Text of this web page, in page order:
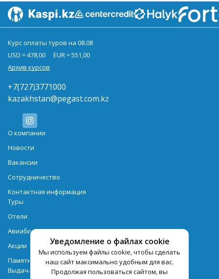
Уведомление о файлах cookie
Мы используем файлы cookie, чтобы сделать
наш сайт максимально удобным для вас.
Продолжая пользоваться сайтом, вы
Курс оплаты туров на 08.08
USD = 478,00
EUR = 551,00
Архив курсов
+7(727)3771000
kazakhstan@pegast.com.kz
О компании
Новости
Вакансии
Сотрудничество
Контактная информация
Туры
Отели
Авиабилеты
Акции
Памятка для туристов
Выдача документов